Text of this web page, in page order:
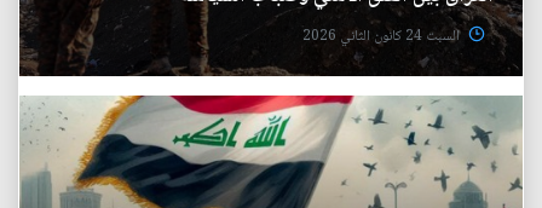
السبت 24 كانون الثاني 2026